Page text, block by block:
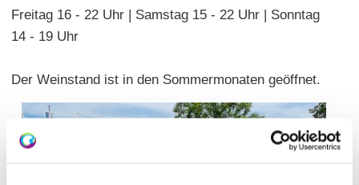
Freitag 16 - 22 Uhr | Samstag 15 - 22 Uhr | Sonntag
14 - 19 Uhr
Der Weinstand ist in den Sommermonaten geöffnet.